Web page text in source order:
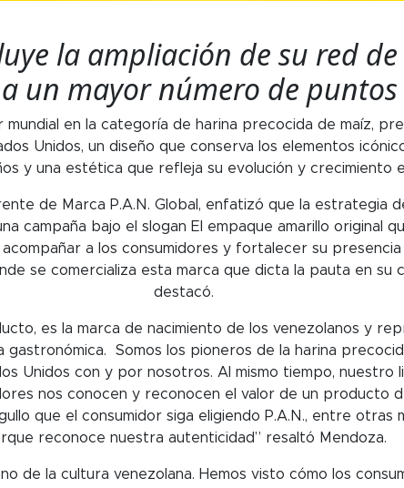
la ampliación de su red
un mayor número de
mundial en la categoría de harina precocida de maíz,
Unidos, un diseño que conserva los elementos
y una estética que refleja su evolución y crecimiento
de Marca P.A.N. Global, enfatizó que la estrategia
campaña bajo el slogan El empaque amarillo original
a los consumidores y fortalecer su presencia
se comercializa esta marca que dicta la pauta en su
destacó.
es la marca de nacimiento de los venezolanos y
gastronómica. Somos los pioneros de la harina
Unidos con y por nosotros. Al mismo tiempo, nuestro
nos conocen y reconocen el valor de un producto
que el consumidor siga eligiendo P.A.N., entre otras
reconoce nuestra autenticidad” resaltó Mendoza.
de la cultura venezolana. Hemos visto cómo los